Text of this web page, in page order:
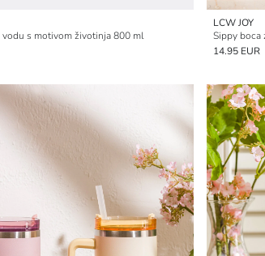
vodu s motivom životinja 800 ml
LCW JOY
Sippy boca
14.95 EUR